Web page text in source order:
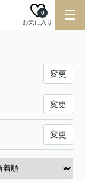
お気に入り
0
変更
変更
変更